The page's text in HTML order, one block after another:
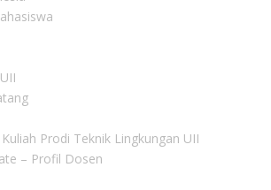
Prodi Teknik Lingkungan UII
– Profil Dosen